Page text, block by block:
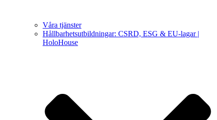
Våra tjänster
Hållbarhetsutbildningar: CSRD, ESG & EU-lagar |
HoloHouse